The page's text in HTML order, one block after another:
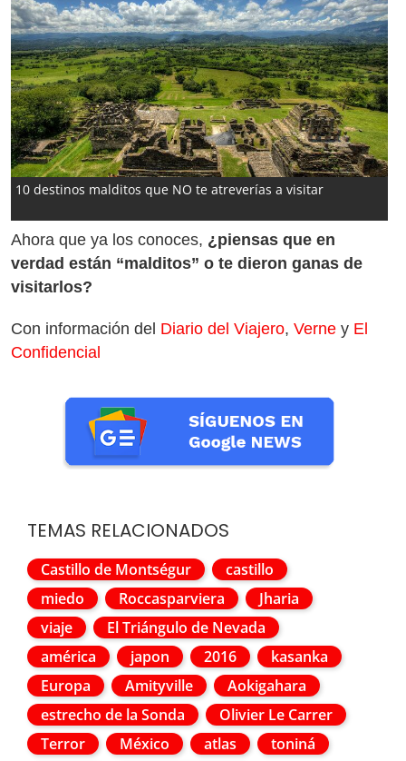
10 destinos malditos que NO te atreverías a visitar
Ahora que ya los conoces, ¿piensas que en
verdad están “malditos” o te dieron ganas de
visitarlos?
Con información del Diario del Viajero, Verne y El
Confidencial
TEMAS RELACIONADOS
Castillo de Montségur
castillo
miedo
Roccasparviera
Jharia
viaje
El Triángulo de Nevada
américa
japon 2016
kasanka
Europa
Amityville
Aokigahara
estrecho de la Sonda
Olivier Le Carrer
Terror
México atlas
toniná